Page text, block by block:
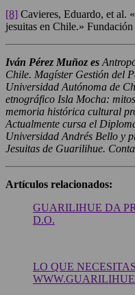
[8] Cavieres, Eduardo, et al.
jesuitas en Chile.»
Iván Pérez Muñoz es
Chile. Magíster Gestión del
Universidad Autónoma de
etnográfico Isla Mocha:
memoria histórica cultural
Actualmente cursa el
Universidad Andrés Bello y
Jesuitas de Guarilihue.
Artículos relacionados:
GUARILIHUE DA
D.O.
LO QUE